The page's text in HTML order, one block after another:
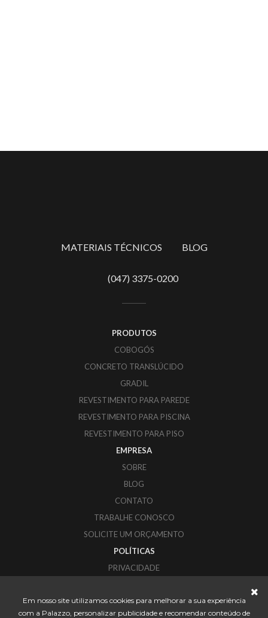
MATERIAIS TÉCNICOS BLOG
(047) 3375-0200
PRODUTOS
COBOGÓS
CONCRETO TRANSLÚCIDO
GRADIL
REVESTIMENTO PARA PAREDE
REVESTIMENTO PARA PISCINA
REVESTIMENTO PARA PISO
EMPRESA
SOBRE
BLOG
CONTATO
TRABALHE CONOSCO
SOLICITE UM ORÇAMENTO
POLÍTICAS
PRIVACIDADE
PALAZZO REVESTIMENTOS
Em nosso site utilizamos cookies para melhorar a sua experiência
com a Palazzo, personalizar publicidade e recomendar conteúdo de